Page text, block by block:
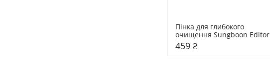
Пінка для глибокого
очищення Sungboon Editor
120 гр
459 ₴